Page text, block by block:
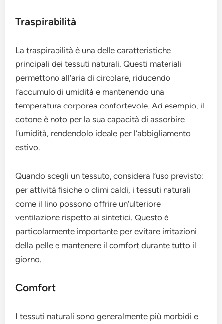
Traspirabilità
La traspirabilità è una delle caratteristiche
principali dei tessuti naturali. Questi materiali
permettono all’aria di circolare, riducendo
l’accumulo di umidità e mantenendo una
temperatura corporea confortevole. Ad esempio, il
cotone è noto per la sua capacità di assorbire
l’umidità, rendendolo ideale per l’abbigliamento
estivo.
Quando scegli un tessuto, considera l’uso previsto:
per attività fisiche o climi caldi, i tessuti naturali
come il lino possono offrire un’ulteriore
ventilazione rispetto ai sintetici. Questo è
particolarmente importante per evitare irritazioni
della pelle e mantenere il comfort durante tutto il
giorno.
Comfort
I tessuti naturali sono generalmente più morbidi e